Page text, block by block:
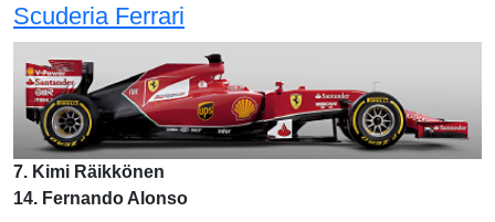
Scuderia Ferrari
7. Kimi Räikkönen
14. Fernando Alonso